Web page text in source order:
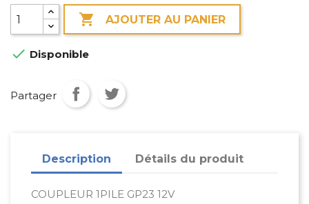
 AJOUTER AU PANIER
 Disponible
Partager
Description Détails du produit
COUPLEUR 1PILE GP23 12V